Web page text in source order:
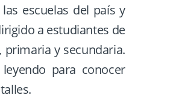
escuelas del país y
a estudiantes de
primaria y secundaria.
leyendo para conocer